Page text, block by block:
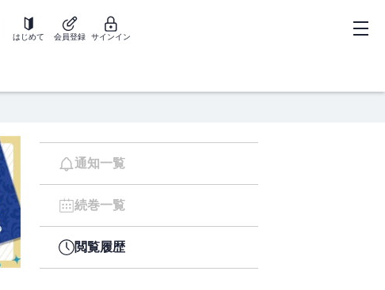
はじめて 会員登録 サインイン
通知一覧
続巻一覧
閲覧履歴